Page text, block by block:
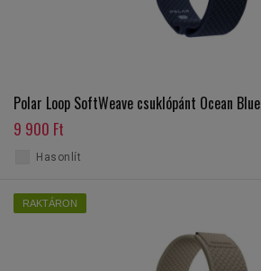
Polar Loop SoftWeave csuklópánt Ocean Blue
9 900 Ft
Hasonlít
RAKTÁRON